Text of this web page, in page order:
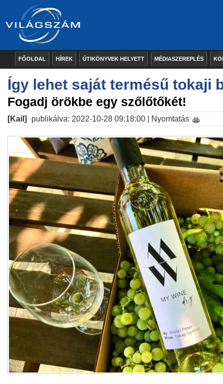
FŐOLDAL HÍREK ÚTIKÖNYVEK HELYETT MÉDIASZEREPLÉS
Így lehet saját termésű tokaji
Fogadj örökbe egy szőlőtőkét!
[Kail] publikálva: 2022-10-28 09:18:00 | Nyomtatás